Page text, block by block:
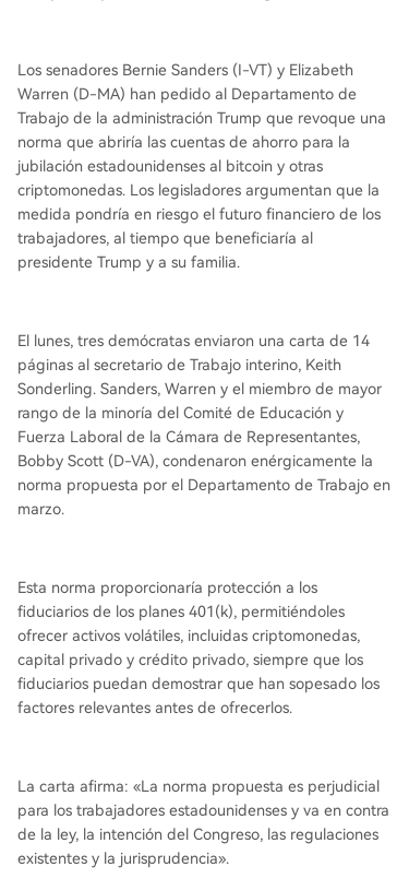
Los senadores Bernie Sanders (I-VT) y Elizabeth
Warren (D-MA) han pedido al Departamento de
Trabajo de la administración Trump que revoque una
norma que abriría las cuentas de ahorro para la
jubilación estadounidenses al bitcoin y otras
criptomonedas. Los legisladores argumentan que la
medida pondría en riesgo el futuro financiero de los
trabajadores, al tiempo que beneficiaría al
presidente Trump y a su familia.
El lunes, tres demócratas enviaron una carta de 14
páginas al secretario de Trabajo interino, Keith
Sonderling. Sanders, Warren y el miembro de mayor
rango de la minoría del Comité de Educación y
Fuerza Laboral de la Cámara de Representantes,
Bobby Scott (D-VA), condenaron enérgicamente la
norma propuesta por el Departamento de Trabajo en
marzo.
Esta norma proporcionaría protección a los
fiduciarios de los planes 401(k), permitiéndoles
ofrecer activos volátiles, incluidas criptomonedas,
capital privado y crédito privado, siempre que los
fiduciarios puedan demostrar que han sopesado los
factores relevantes antes de ofrecerlos.
La carta afirma: «La norma propuesta es perjudicial
para los trabajadores estadounidenses y va en contra
de la ley, la intención del Congreso, las regulaciones
existentes y la jurisprudencia».